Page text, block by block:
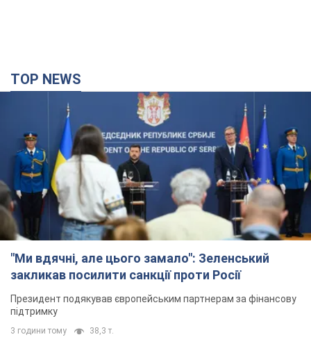
TOP NEWS
"Ми вдячні, але цього замало": Зеленський
закликав посилити санкції проти Росії
Президент подякував європейським партнерам за фінансову
підтримку
3 години тому 38,3 т.